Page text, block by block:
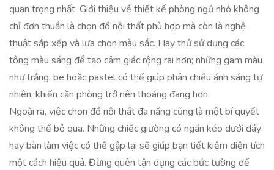
quan trọng nhất. Giới thiệu về thiết kế phòng ngủ nhỏ không
chỉ đơn thuần là chọn đồ nội thất phù hợp mà còn là nghệ
thuật sắp xếp và lựa chọn màu sắc. Hãy thử sử dụng các
tông màu sáng để tạo cảm giác rộng rãi hơn; những gam màu
như trắng, be hoặc pastel có thể giúp phản chiếu ánh sáng tự
nhiên, khiến căn phòng trở nên thoáng đãng hơn.
Ngoài ra, việc chọn đồ nội thất đa năng cũng là một bí quyết
không thể bỏ qua. Những chiếc giường có ngăn kéo dưới đáy
hay bàn làm việc có thể gập lại sẽ giúp bạn tiết kiệm diện tích
một cách hiệu quả. Đừng quên tận dụng các bức tường để